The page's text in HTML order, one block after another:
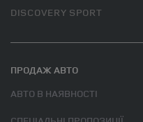
DISCOVERY SPORT
ПРОДАЖ АВТО
АВТО В НАЯВНОСТІ